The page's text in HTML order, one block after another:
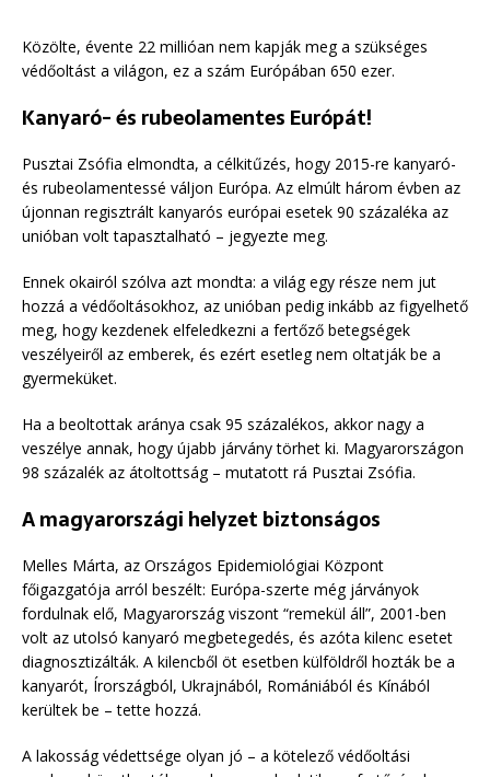
Közölte, évente 22 millióan nem kapják meg a szükséges
védőoltást a világon, ez a szám Európában 650 ezer.
Kanyaró- és rubeolamentes Európát!
Pusztai Zsófia elmondta, a célkitűzés, hogy 2015-re kanyaró-
és rubeolamentessé váljon Európa. Az elmúlt három évben az
újonnan regisztrált kanyarós európai esetek 90 százaléka az
unióban volt tapasztalható – jegyezte meg.
Ennek okairól szólva azt mondta: a világ egy része nem jut
hozzá a védőoltásokhoz, az unióban pedig inkább az figyelhető
meg, hogy kezdenek elfeledkezni a fertőző betegségek
veszélyeiről az emberek, és ezért esetleg nem oltatják be a
gyermeküket.
Ha a beoltottak aránya csak 95 százalékos, akkor nagy a
veszélye annak, hogy újabb járvány törhet ki. Magyarországon
98 százalék az átoltottság – mutatott rá Pusztai Zsófia.
A magyarországi helyzet biztonságos
Melles Márta, az Országos Epidemiológiai Központ
főigazgatója arról beszélt: Európa-szerte még járványok
fordulnak elő, Magyarország viszont “remekül áll”, 2001-ben
volt az utolsó kanyaró megbetegedés, és azóta kilenc esetet
diagnosztizálták. A kilencből öt esetben külföldről hozták be a
kanyarót, Írországból, Ukrajnából, Romániából és Kínából
kerültek be – tette hozzá.
A lakosság védettsége olyan jó – a kötelező védőoltási